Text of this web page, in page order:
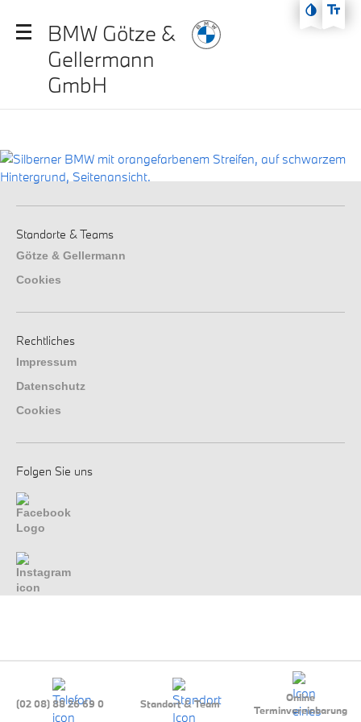
Zum Hauptmenü
BMW Götze &
Gellermann
GmbH
(02 08) 88 26 69 0 Standort & Team
Online
Terminvereinbarung
Standorte & Teams
Götze & Gellermann
Cookies
Rechtliches
Impressum
Datenschutz
Cookies
Folgen Sie uns